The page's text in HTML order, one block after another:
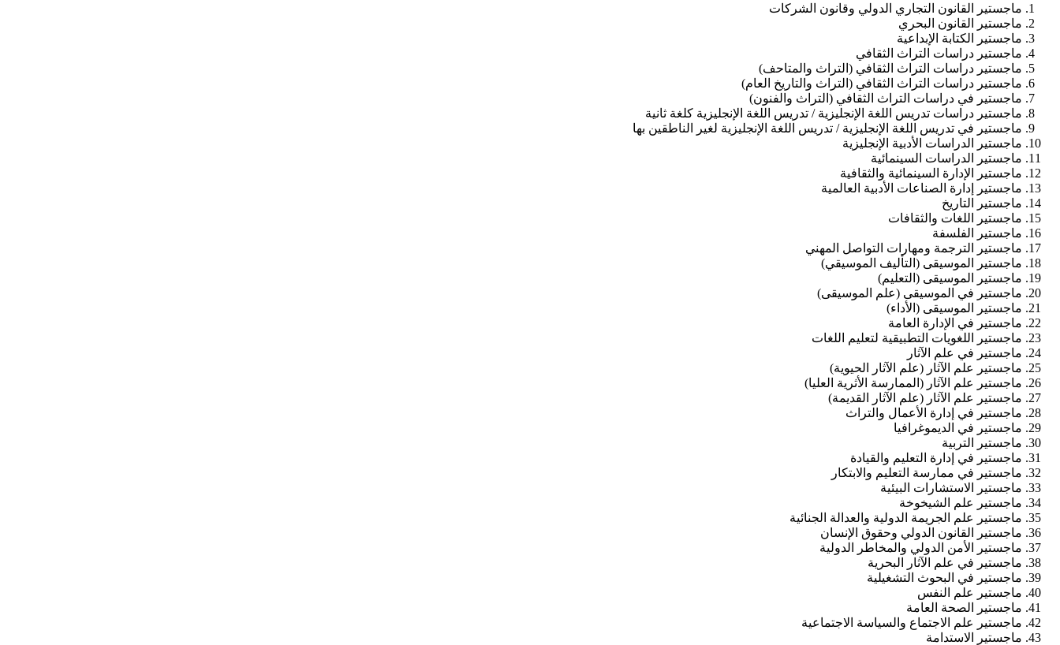
ماجستير القانون التجاري الدولي وقانون الشركات
ماجستير القانون البحري
ماجستير الكتابة الإبداعية
ماجستير دراسات التراث الثقافي
ماجستير دراسات التراث الثقافي (التراث والمتاحف)
ماجستير دراسات التراث الثقافي (التراث والتاريخ العام)
ماجستير في دراسات التراث الثقافي (التراث والفنون)
ماجستير دراسات تدريس اللغة الإنجليزية / تدريس اللغة الإنجليزية كلغة ثانية
ماجستير في تدريس اللغة الإنجليزية / تدريس اللغة الإنجليزية لغير الناطقين بها
ماجستير الدراسات الأدبية الإنجليزية
ماجستير الدراسات السينمائية
ماجستير الإدارة السينمائية والثقافية
ماجستير إدارة الصناعات الأدبية العالمية
ماجستير التاريخ
ماجستير اللغات والثقافات
ماجستير الفلسفة
ماجستير الترجمة ومهارات التواصل المهني
ماجستير الموسيقى (التأليف الموسيقي)
ماجستير الموسيقى (التعليم)
ماجستير في الموسيقى (علم الموسيقى)
ماجستير الموسيقى (الأداء)
ماجستير في الإدارة العامة
ماجستير اللغويات التطبيقية لتعليم اللغات
ماجستير في علم الآثار
ماجستير علم الآثار (علم الآثار الحيوية)
ماجستير علم الآثار (الممارسة الأثرية العليا)
ماجستير علم الآثار (علم الآثار القديمة)
ماجستير في إدارة الأعمال والتراث
ماجستير في الديموغرافيا
ماجستير التربية
ماجستير في إدارة التعليم والقيادة
ماجستير في ممارسة التعليم والابتكار
ماجستير الاستشارات البيئية
ماجستير علم الشيخوخة
ماجستير علم الجريمة الدولية والعدالة الجنائية
ماجستير القانون الدولي وحقوق الإنسان
ماجستير الأمن الدولي والمخاطر الدولية
ماجستير في علم الآثار البحرية
ماجستير في البحوث التشغيلية
ماجستير علم النفس
ماجستير الصحة العامة
ماجستير علم الاجتماع والسياسة الاجتماعية
ماجستير الاستدامة